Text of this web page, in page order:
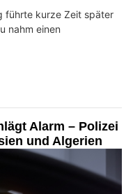
führte kurze Zeit später
nahm einen
Alarm – Polizei
und Algerien